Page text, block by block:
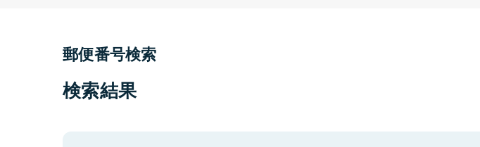
郵便番号検索
検索結果